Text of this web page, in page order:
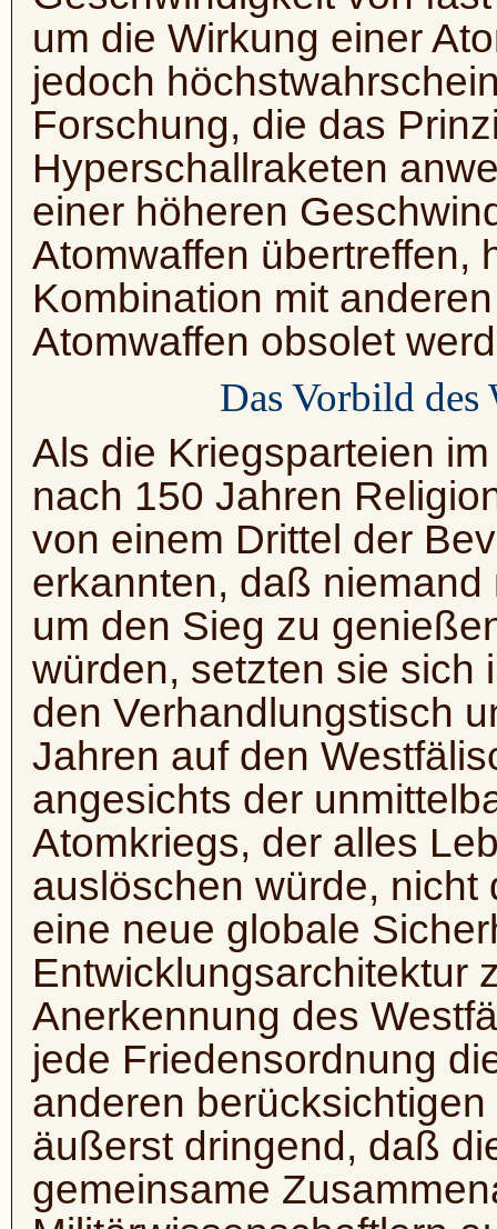
um die Wirkung einer
jedoch
Forschung, die das
Hyperschallraketen
einer höheren
Atomwaffen übertreffen,
Kombination mit
Atomwaffen obsolet
Das Vorbild des
Als die Kriegsparteien
nach 150 Jahren
von einem Drittel der
erkannten, daß
um den Sieg zu
würden, setzten sie sich
den Verhandlungstisch
Jahren auf den
angesichts der
Atomkriegs, der alles
auslöschen würde,
eine neue globale
Entwicklungsarchitektur
Anerkennung des
jede Friedensordnung
anderen
äußerst dringend, daß
gemeinsame